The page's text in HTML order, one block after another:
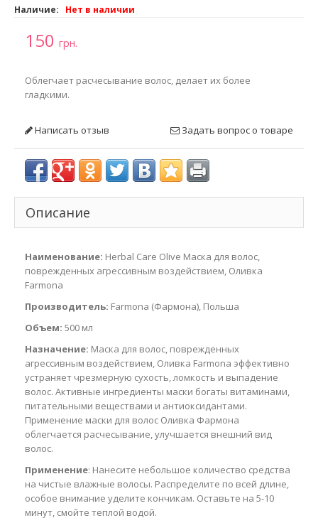
Наличие: Нет в наличии
150 грн.
Облегчает расчесывание волос, делает их более
гладкими.
Написать отзыв Задать вопрос о товаре
Описание
Наименование: Herbal Care Olive Маска для волос,
поврежденных агрессивным воздействием, Оливка
Farmona
Производитель: Farmona (Фармона), Польша
Объем: 500 мл
Назначение: Маска для волос, поврежденных
агрессивным воздействием, Оливка Farmona эффективно
устраняет чрезмерную сухость, ломкость и выпадение
волос. Активные ингредиенты маски богаты витаминами,
питательными веществами и антиоксидантами.
Применение маски для волос Оливка Фармона
облегчается расчесывание, улучшается внешний вид
волос.
Применение: Нанесите небольшое количество средства
на чистые влажные волосы. Распределите по всей длине,
особое внимание уделите кончикам. Оставьте на 5-10
минут, смойте теплой водой.